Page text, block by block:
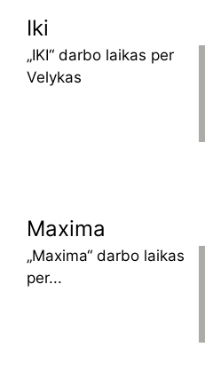
Iki
„IKI“ darbo laikas per
Velykas
Maxima
„Maxima“ darbo laikas
per...